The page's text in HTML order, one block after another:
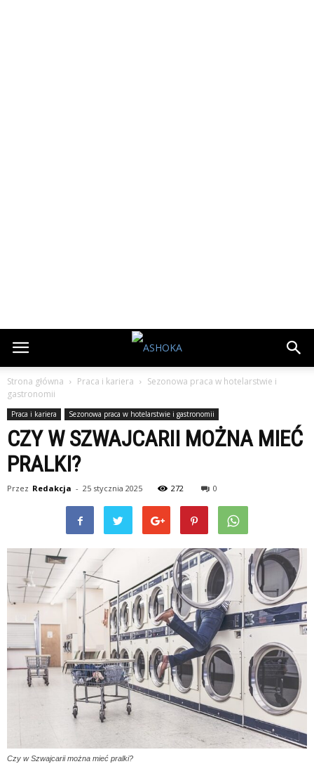
Strona główna Praca i kariera
Sezonowa praca w hotelarstwie i
gastronomii
Praca i kariera Sezonowa praca w hotelarstwie i gastronomii
CZY W SZWAJCARII MOŻNA MIEĆ
PRALKI?
Przez Redakcja - 25 stycznia 2025 272 0
Czy w Szwajcarii można mieć pralki?